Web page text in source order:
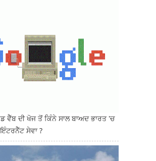
ਵੈੱਬ ਦੀ ਖੋਜ ਤੋਂ ਕਿੰਨੇ ਸਾਲ ਬਾਅਦ ਭਾਰਤ 'ਚ
ਸੇਵਾ ?